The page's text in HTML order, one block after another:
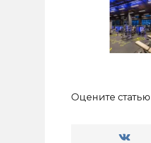
Оцените статью